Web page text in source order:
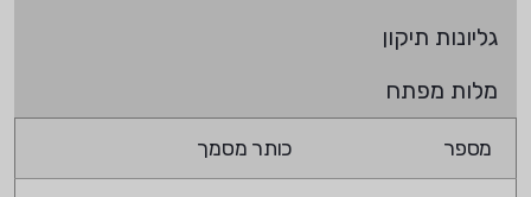
גליונות תיקון
מלות מפתח
מספר כותר מסמך